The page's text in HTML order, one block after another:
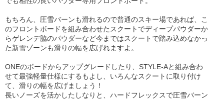
もちろん、圧雪バーンも滑れるので普通のスキー場であれば、こ
のフロントボードを組み合わせたスクートでディープパウダーか
らゲレンデ脇のパウダーなど今まではスクートで踏み込めなかっ
た新雪ゾーンも滑りの幅を広げれますよ。
ONEのボードからアップグレードしたり、STYLE-Aと組み合わ
せて最強軽量仕様にするもよし、いろんなスクートに取り付け
て、滑りの幅を広げましょう！
長いノーズを活かしたしなりと、ハードフレックスで圧雪バーン